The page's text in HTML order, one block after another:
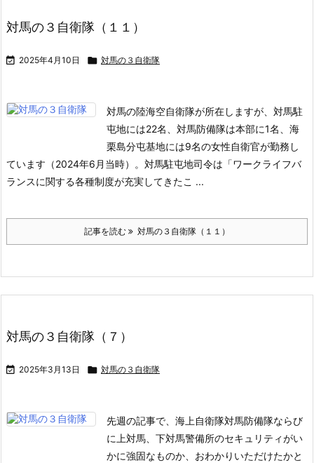
対馬の３自衛隊（１１）
 2025年4月10日  対馬の３自衛隊
対馬の陸海空自衛隊が所在しますが、対馬駐
屯地には22名、対馬防備隊は本部に1名、海
栗島分屯基地には9名の女性自衛官が勤務し
ています（2024年6月当時）。 対馬駐屯地司令は「ワークライフバ
ランスに関する各種制度が充実してきたこ ...
記事を読む 対馬の３自衛隊（１１）
対馬の３自衛隊（７）
 2025年3月13日  対馬の３自衛隊
先週の記事で、海上自衛隊対馬防備隊ならび
に上対馬、下対馬警備所のセキュリティがい
かに強固なものか、おわかりいただけたかと